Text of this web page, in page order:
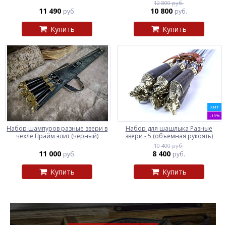
11 490 руб.
Купить
12 800 руб.
10 800 руб.
Купить
Набор шампуров разные звери в
чехле Прайм элит (черный)
11 000 руб.
Купить
ХИТ
-19%
Набор для шашлыка Разные
звери - 5 (объемная рукоять)
10 400 руб.
8 400 руб.
Купить